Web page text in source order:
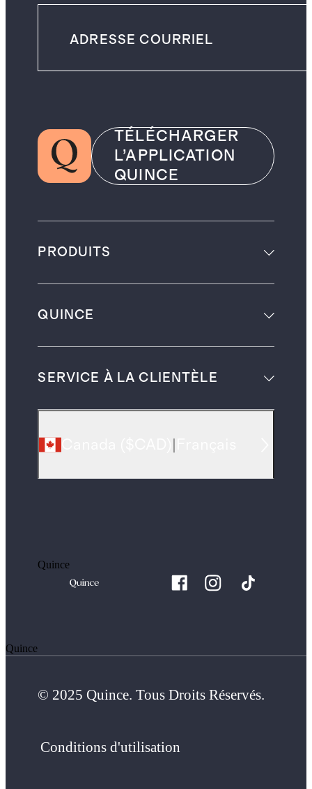
TÉLÉCHARGER
L’APPLICATION
QUINCE
PRODUITS
QUINCE
SERVICE À LA CLIENTÈLE
Quince
Quince
© 2025 Quince. Tous Droits Réservés.
Conditions d'utilisation